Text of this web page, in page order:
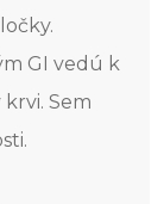
GI vedú k
Sem